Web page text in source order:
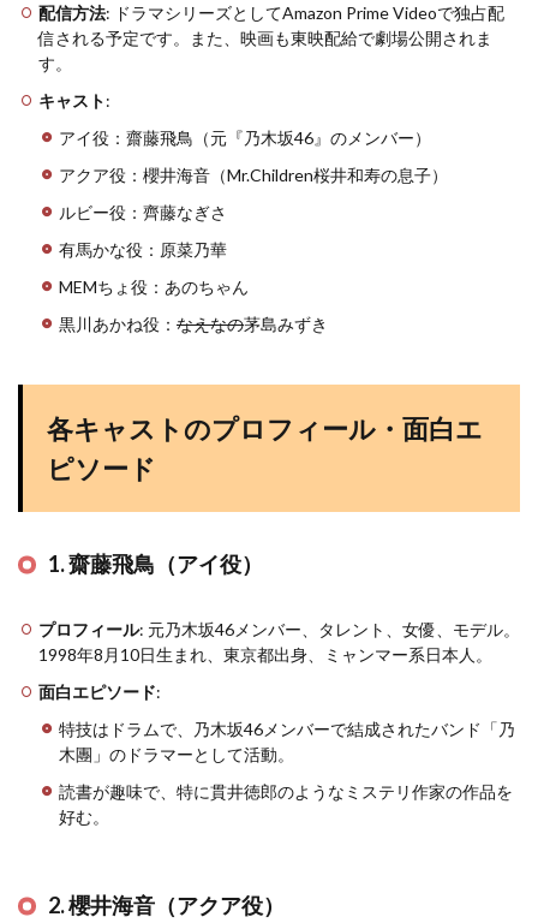
配信方法: ドラマシリーズとしてAmazon Prime Videoで独占配
信される予定です。また、映画も東映配給で劇場公開されま
す。
キャスト:
アイ役：齋藤飛鳥（元『乃木坂46』のメンバー）​
​​アクア役：櫻井海音（Mr.Children桜井和寿の息子）​
​​ルビー役：齊藤なぎさ​
​​有馬かな役：原菜乃華​​
​MEMちょ役：あのちゃん​
​​黒川あかね役： なえなの茅島みずき
各キャストのプロフィール・面白エ
ピソード
1. 齋藤飛鳥（アイ役）
プロフィール: 元乃木坂46メンバー、タレント、女優、モデル。
1998年8月10日生まれ、東京都出身、ミャンマー系日本人​ ​。
面白エピソード:
特技はドラムで、乃木坂46メンバーで結成されたバンド「乃
木團」のドラマーとして活動​​。
読書が趣味で、特に貫井徳郎のようなミステリ作家の作品を
好む​​。
2. 櫻井海音（アクア役）